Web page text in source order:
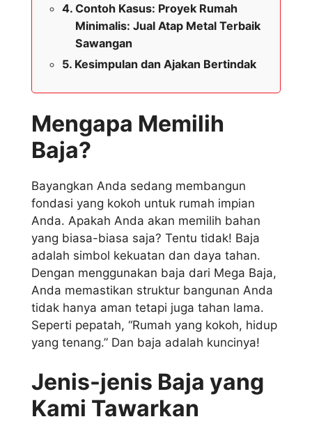
Contoh Kasus: Proyek Rumah
Minimalis: Jual Atap Metal Terbaik
Sawangan
Kesimpulan dan Ajakan Bertindak
Mengapa Memilih
Baja?
Bayangkan Anda sedang membangun
fondasi yang kokoh untuk rumah impian
Anda. Apakah Anda akan memilih bahan
yang biasa-biasa saja? Tentu tidak! Baja
adalah simbol kekuatan dan daya tahan.
Dengan menggunakan baja dari Mega Baja,
Anda memastikan struktur bangunan Anda
tidak hanya aman tetapi juga tahan lama.
Seperti pepatah, “Rumah yang kokoh, hidup
yang tenang.” Dan baja adalah kuncinya!
Jenis-jenis Baja yang
Kami Tawarkan